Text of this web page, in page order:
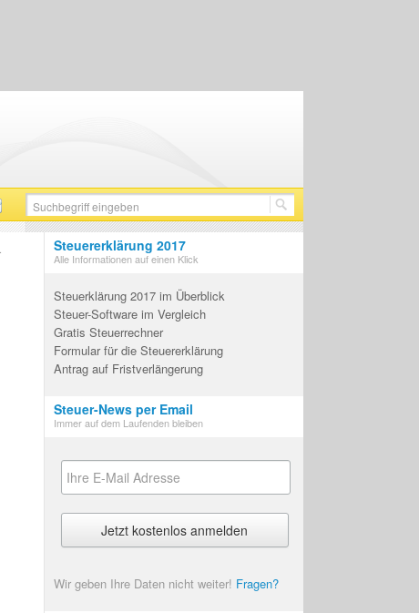
Steuererklärung 2017
Alle Informationen auf einen Klick
Steuerklärung 2017 im Überblick
Steuer-Software im Vergleich
Gratis Steuerrechner
Formular für die Steuererklärung
Antrag auf Fristverlängerung
Steuer-News per Email
Immer auf dem Laufenden bleiben
Wir geben Ihre Daten nicht weiter! Fragen?